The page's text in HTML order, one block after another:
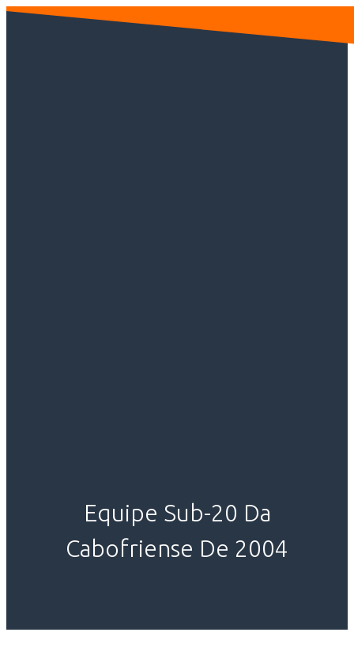
Equipe Sub-20 Da
Cabofriense De 2004